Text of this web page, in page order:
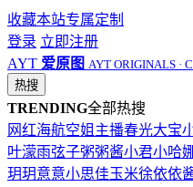
收藏本站专属定制
登录 立即注册
AYT 爱原图 AYT ORIGINALS ·
热搜
TRENDING全部热搜
网红海航空姐 主播春光大宝
叶濛雨弦子粥粥酱小君小哈
玥玥意意小思佳玉米徐依依